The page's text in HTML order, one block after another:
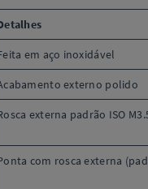
em aço inoxidável
externo polido
externa padrão ISO
com rosca externa